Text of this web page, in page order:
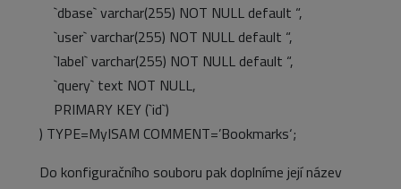
`dbase` varchar(255) NOT NULL default “,
`user` varchar(255) NOT NULL default “,
`label` varchar(255) NOT NULL default “,
`query` text NOT NULL,
PRIMARY KEY (`id`)
) TYPE=MyISAM COMMENT=’Bookmarks‘;
Do konfiguračního souboru pak doplníme její název